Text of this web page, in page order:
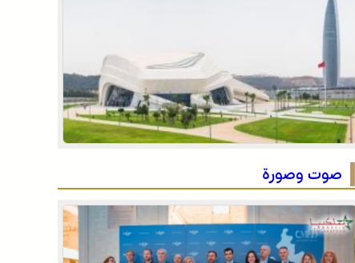
وادي زم .. مبادرة تطوعية لشباب المدينة تعيد الاعتبار
لمقبرة الشهداء بعد الحريق
موجة حر وزخات رعدية مع تساقط البرد وهبات رياح
من اليوم الجمعة إلى الأحد بعدد من مناطق المملكة
(نشرة إنذارية)
العثور على جثة مقطعة الأطراف داخل عشة بمنطقة
منابع بوزملان والتحقيقات متواصلة لكشف ملابسات
صوت وصورة